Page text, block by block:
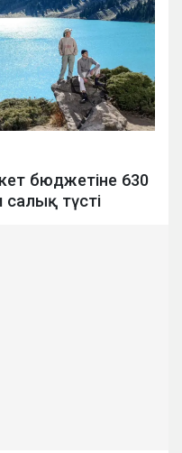
бюджетіне 630
салық түсті